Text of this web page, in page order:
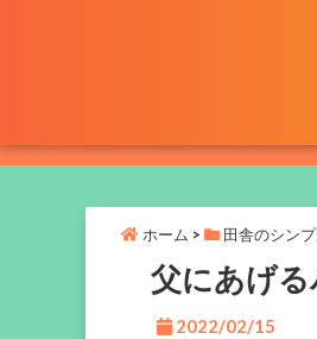
ホーム > 田舎のシン
父にあげ
2022/02/15